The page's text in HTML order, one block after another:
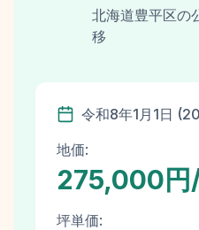
北海道豊平区の
移
令和8年1月1日 (
地価:
275,000円
坪単価: